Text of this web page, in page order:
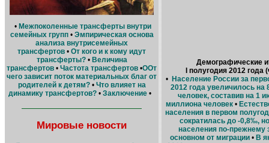
• Межпоколенные трансферты внутри
семейных групп• Эмпирическая основа
анализа внутрисемейных
трансфертов • От кого и к кому идут
трансферты?• Величина
трансфертов • Частота трансфертов •ООт
чего зависит поток материальных благ от
родителей к детям?• Что влияет на
динамику трансфертов? • Заключение •
Мировые новости
Демографические
I полугодия 2012 года
• Население России за
2012 года увеличилось на
человек, составив на 1
миллиона человек•
населения в первом
сократилась до -0,8‰,
населения по-прежнему
основном от миграции• В